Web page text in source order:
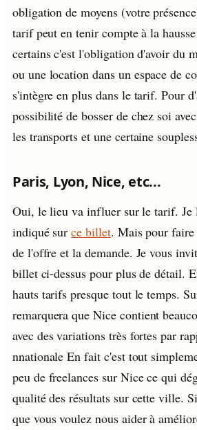
obligation de moyens (votre
tarif peut en tenir compte à la
certains c'est l'obligation d'avoir du
ou une location dans un espace de
s'intègre en plus dans le tarif. Pour
possibilité de bosser de chez soi
les transports et une certaine
Paris, Lyon, Nice, etc...
Oui, le lieu va influer sur le tarif. Je
indiqué surce billet. Mais pour
de l'offre et la demande. Je vous
billet ci-dessus pour plus de détail.
hauts tarifs presque tout le temps.
remarquera que Nice contient
avec des variations très fortes par
nnationale En fait c'est tout
peu de freelances sur Nice ce qui
qualité des résultats sur cette ville.
que vous voulez nous aider à